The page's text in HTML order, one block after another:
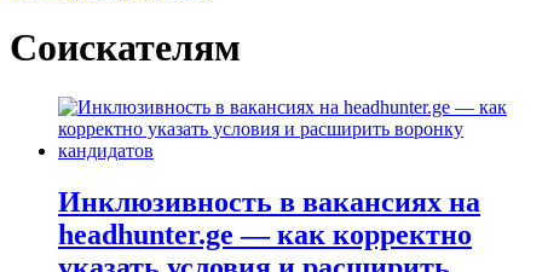
Соискателям
Инклюзивность в вакансиях на
headhunter.ge — как корректно